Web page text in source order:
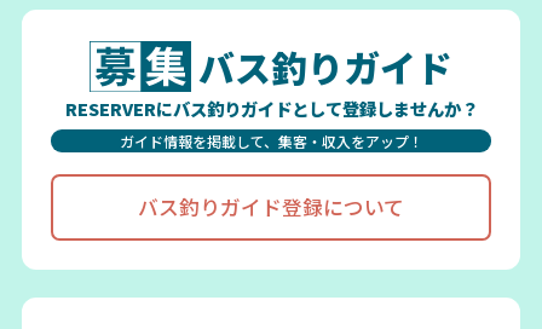
バス釣りガイド
RESERVERにバス釣りガイドとして登録しませんか？
ガイド情報を掲載して、集客・収入をアップ！
バス釣りガイド登録について